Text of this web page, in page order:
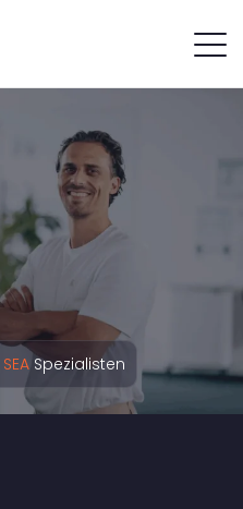
SEA Spezialisten